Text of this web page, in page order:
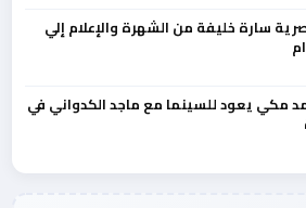
سارة خليفة من الشهرة والإعلام إلي
مكي يعود للسينما مع ماجد الكدواني في